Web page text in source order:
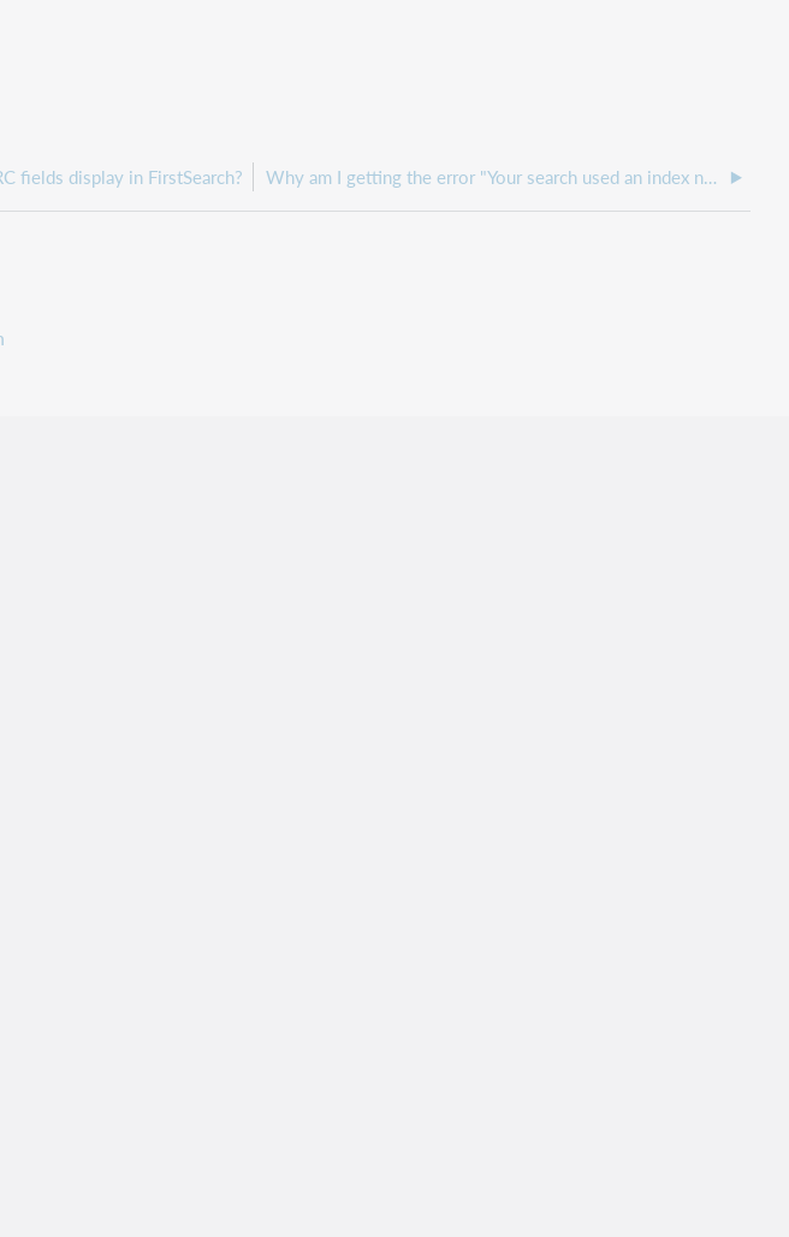
fields display in FirstSearch? Why am I getting the error "Your search used an index not supported by a selected database."